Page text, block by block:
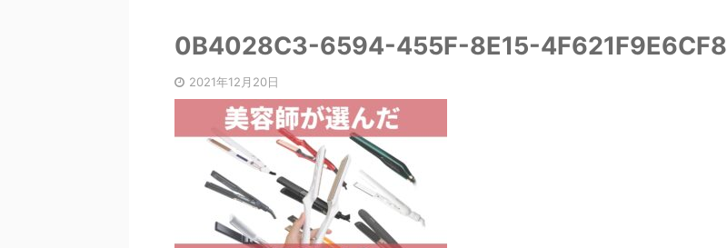
0B4028C3-6594-455F-8E15-4F621F9E6CF8
2021年12月20日